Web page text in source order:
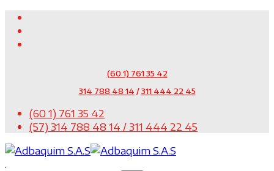
(60 1) 761 35 42
314 788 48 14 /311 444 22 45
(60 1) 761 35 42
(57) 314 788 48 14 / 311 444 22 45
.